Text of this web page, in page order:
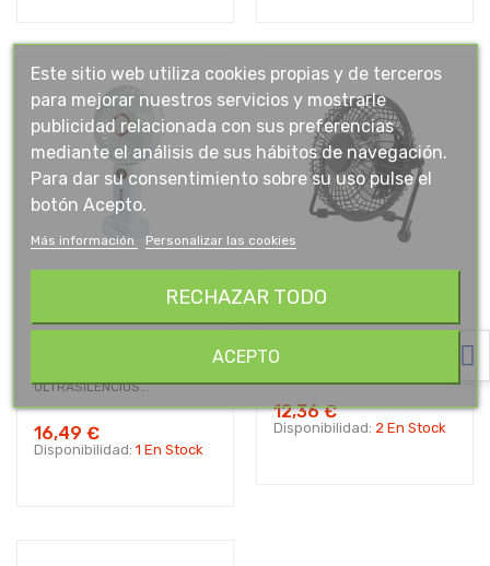
ULTRASILENCIOS...
16,49 €
Disponibilidad: 1 En Stock
ULTRASILENCIOS 2,5W...
12,36 €
Disponibilidad: 2 En Stock
Este sitio web utiliza cookies propias y de terceros
para mejorar nuestros servicios y mostrarle
publicidad relacionada con sus preferencias
mediante el análisis de sus hábitos de navegación.
Para dar su consentimiento sobre su uso pulse el
botón Acepto.
Más información Personalizar las cookies
RECHAZAR TODO
ACEPTO